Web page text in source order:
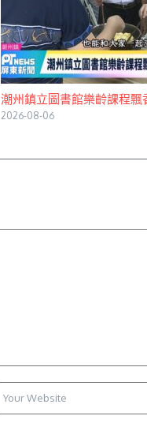
潮州鎮立圖書館樂齡課程
2026-08-06